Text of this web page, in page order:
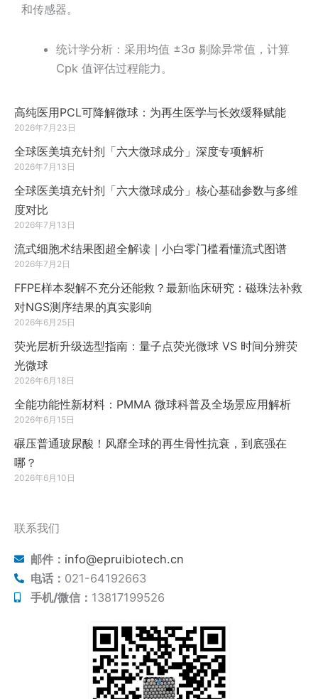
和传感器。
统计学分析：采用均值 ±3σ 剔除异常值，计算
Cpk 值评估过程能力。
高纯医用PCL可降解微球：为再生医学与长效缓释赋能
2026年7月23日
全球医美填充针剂「六大微球成分」深度专项解析
2026年7月13日
全球医美填充针剂「六大微球成分」核心基础参数与多维
度对比
2026年7月13日
流式细胞术结果图超全解读｜小白零门槛看懂流式图谱
2026年7月2日
FFPE样本裂解不充分还能救？最新临床研究：磁珠法补救
对NGS测序结果的真实影响
2026年6月25日
荧光层析升级选型指南：量子点荧光微球 VS 时间分辨荧
光微球
2026年6月18日
全能功能性新材料：PMMA 微球科普及全场景应用解析
2026年6月15日
碾压普通玻尿酸！风靡全球的再生骨性抗衰，到底强在
哪？
2026年6月10日
联系我们
邮件： info@epruibiotech.cn
电话： 021-64192663
手机/微信： 13817199526